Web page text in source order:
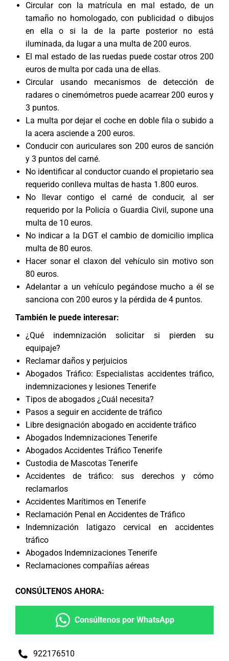
Circular con la matrícula en mal estado, de un
tamaño no homologado, con publicidad o dibujos
en ella o si la de la parte posterior no está
iluminada, da lugar a una multa de 200 euros.
El mal estado de las ruedas puede costar otros 200
euros de multa por cada una de ellas.
Circular usando mecanismos de detección de
radares o cinemómetros puede acarrear 200 euros y
3 puntos.
La multa por dejar el coche en doble fila o subido a
la acera asciende a 200 euros.
Conducir con auriculares son 200 euros de sanción
y 3 puntos del carné.
No identificar al conductor cuando el propietario sea
requerido conlleva multas de hasta 1.800 euros.
No llevar contigo el carné de conducir, al ser
requerido por la Policía o Guardia Civil, supone una
multa de 10 euros.
No indicar a la DGT el cambio de domicilio implica
multa de 80 euros.
Hacer sonar el claxon del vehículo sin motivo son
80 euros.
Adelantar a un vehículo pegándose mucho a él se
sanciona con 200 euros y la pérdida de 4 puntos.
También le puede interesar:
¿Qué indemnización solicitar si pierden su
equipaje?
Reclamar daños y perjuicios
Abogados Tráfico: Especialistas accidentes tráfico,
indemnizaciones y lesiones Tenerife
Tipos de abogados ¿Cuál necesita?
Pasos a seguir en accidente de tráfico
Libre designación abogado en accidente tráfico
Abogados Indemnizaciones Tenerife
Abogados Accidentes Tráfico Tenerife
Custodia de Mascotas Tenerife
Accidentes de tráfico: sus derechos y cómo
reclamarlos
Accidentes Marítimos en Tenerife
Reclamación Penal en Accidentes de Tráfico
Indemnización latigazo cervical en accidentes
tráfico
Abogados Indemnizaciones Tenerife
Reclamaciones compañías aéreas
CONSÚLTENOS AHORA:
Consúltenos por WhatsApp
922176510